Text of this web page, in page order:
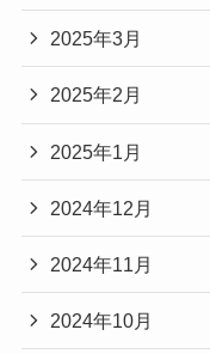
2025年3月
2025年2月
2025年1月
2024年12月
2024年11月
2024年10月